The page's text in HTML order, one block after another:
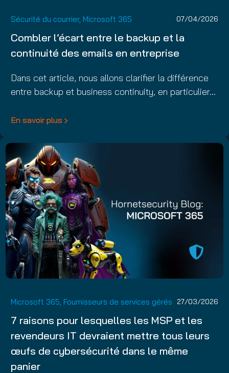
Sécurité du courrier, Microsoft 365 07/04/2026
Combler l’écart entre le backup et la
continuité des emails en entreprise
Dans cet article, nous allons clarifier la différence
entre backup et business continuity, en particulier…
En savoir plus
Microsoft 365, Fournisseurs de services gérés 27/03/2026
7 raisons pour lesquelles les MSP et les
revendeurs IT devraient mettre tous leurs
œufs de cybersécurité dans le même
panier